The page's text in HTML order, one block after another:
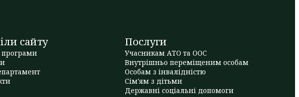
сайту
програми
Послуги
Учасникам АТО та ООС
Внутрішньо переміщеним особам
Особам з інвалідністю
Сім'ям з дітьми
Державні соціальні допомоги